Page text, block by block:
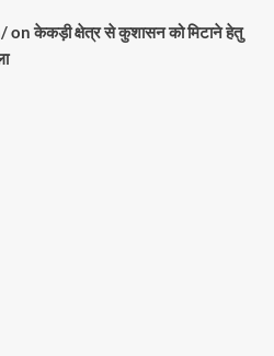
onकेकड़ी क्षेत्र से कुशासन को मिटाने हेतु